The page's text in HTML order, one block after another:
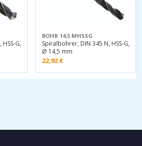
G,
BOHR 14,5 MHSSG
Spiralbohrer, DIN 345 N, HSS-G,
Ø 14,5 mm
22,92€